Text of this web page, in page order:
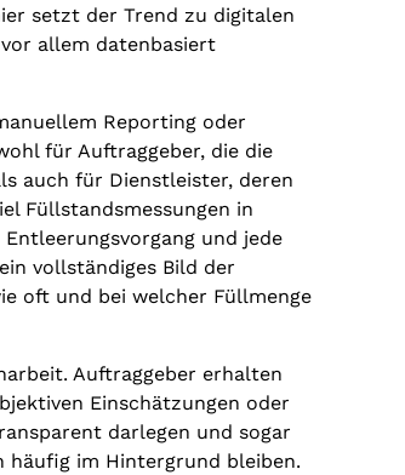
setzt der Trend zu digitalen
allem datenbasiert
Reporting oder
für Auftraggeber, die die
auch für Dienstleister, deren
Füllstandsmessungen in
und jede
vollständiges Bild der
oft und bei welcher Füllmenge
Auftraggeber erhalten
Einschätzungen oder
darlegen und sogar
häufig im Hintergrund bleiben.